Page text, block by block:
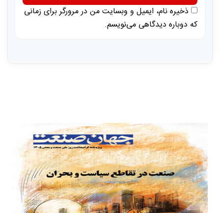
ذخیره نام، ایمیل و وبسایت من در مرورگر برای زمانی
که دوباره دیدگاهی می‌نویسم.